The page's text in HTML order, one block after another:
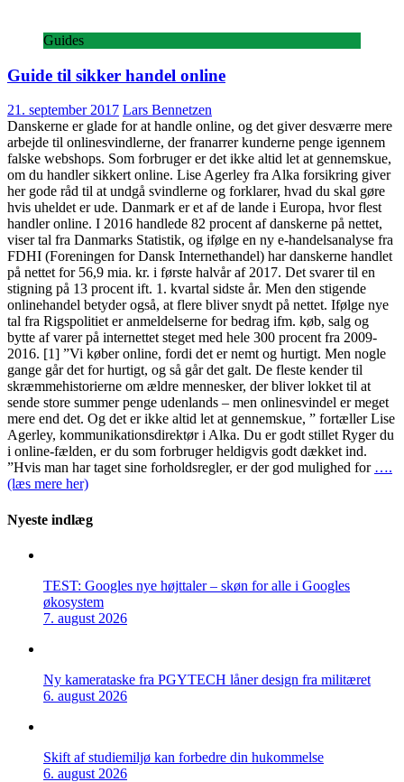
Guides
Guide til sikker handel online
21. september 2017 Lars Bennetzen
Danskerne er glade for at handle online, og det giver desværre mere
arbejde til onlinesvindlerne, der franarrer kunderne penge igennem
falske webshops. Som forbruger er det ikke altid let at gennemskue,
om du handler sikkert online. Lise Agerley fra Alka forsikring giver
her gode råd til at undgå svindlerne og forklarer, hvad du skal gøre
hvis uheldet er ude. Danmark er et af de lande i Europa, hvor flest
handler online. I 2016 handlede 82 procent af danskerne på nettet,
viser tal fra Danmarks Statistik, og ifølge en ny e-handelsanalyse fra
FDHI (Foreningen for Dansk Internethandel) har danskerne handlet
på nettet for 56,9 mia. kr. i første halvår af 2017. Det svarer til en
stigning på 13 procent ift. 1. kvartal sidste år. Men den stigende
onlinehandel betyder også, at flere bliver snydt på nettet. Ifølge nye
tal fra Rigspolitiet er anmeldelserne for bedrag ifm. køb, salg og
bytte af varer på internettet steget med hele 300 procent fra 2009-
2016. [1] ”Vi køber online, fordi det er nemt og hurtigt. Men nogle
gange går det for hurtigt, og så går det galt. De fleste kender til
skræmmehistorierne om ældre mennesker, der bliver lokket til at
sende store summer penge udenlands – men onlinesvindel er meget
mere end det. Og det er ikke altid let at gennemskue, ” fortæller Lise
Agerley, kommunikationsdirektør i Alka. Du er godt stillet Ryger du
i online-fælden, er du som forbruger heldigvis godt dækket ind.
”Hvis man har taget sine forholdsregler, er der god mulighed for ….
(læs mere her)
Nyeste indlæg
TEST: Googles nye højttaler – skøn for alle i Googles
økosystem
7. august 2026
Ny kamerataske fra PGYTECH låner design fra militæret
6. august 2026
Skift af studiemiljø kan forbedre din hukommelse
6. august 2026